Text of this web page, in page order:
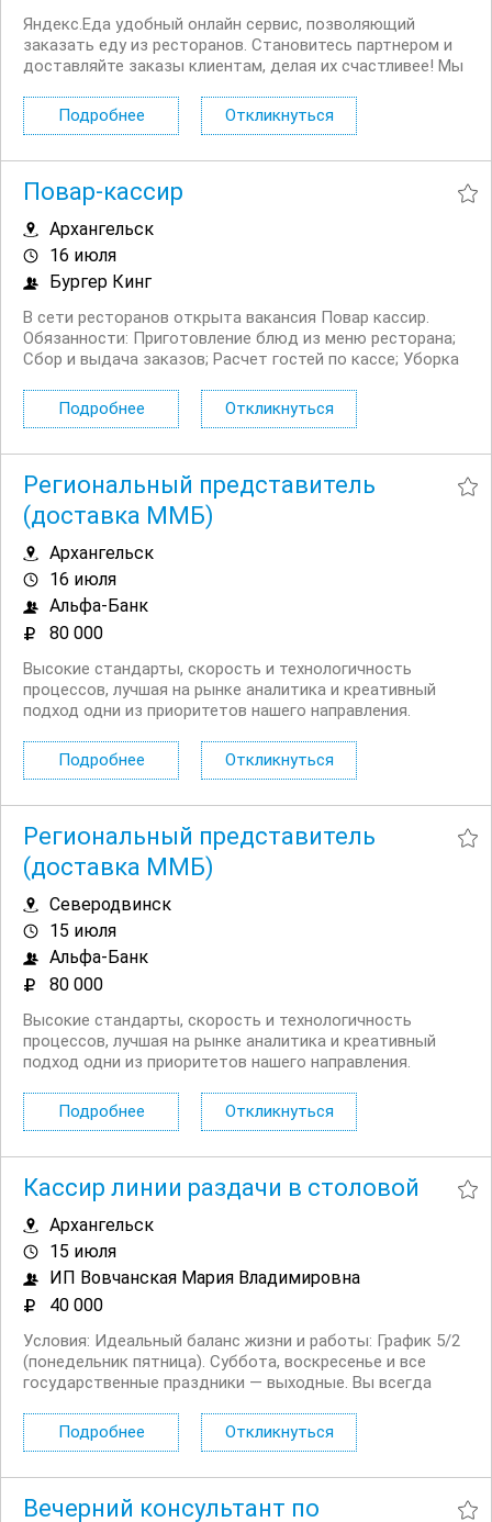
Яндекс.Еда удобный онлайн сервис, позволяющий
заказать еду из ресторанов. Становитесь партнером и
доставляйте заказы клиентам, делая их счастливее! Мы
сотрудничающей с сервисом Яндекс.Еда. Условия:
Первая выплата поступает через две недели,...
Подробнее Откликнуться
Повар-кассир
Архангельск
16 июля
Бургер Кинг
В сети ресторанов открыта вакансия Повар кассир.
Обязанности: Приготовление блюд из меню ресторана;
Сбор и выдача заказов; Расчет гостей по кассе; Уборка
гостям ресторана. Условия: Официальное...
Подробнее Откликнуться
Региональный представитель
(доставка ММБ)
Архангельск
16 июля
Альфа-Банк
80 000
Высокие стандарты, скорость и технологичность
процессов, лучшая на рынке аналитика и креативный
подход одни из приоритетов нашего направления.
предстоит заниматься: Доставлять юридическим лицам
банковские продукты. Подписывать...
Подробнее Откликнуться
Региональный представитель
(доставка ММБ)
Северодвинск
15 июля
Альфа-Банк
80 000
Высокие стандарты, скорость и технологичность
процессов, лучшая на рынке аналитика и креативный
подход одни из приоритетов нашего направления.
предстоит заниматься: Доставлять юридическим лицам
банковские продукты. Подписывать...
Подробнее Откликнуться
Кассир линии раздачи в столовой
Архангельск
15 июля
ИП Вовчанская Мария Владимировна
40 000
Условия: Идеальный баланс жизни и работы: График 5/2
(понедельник пятница). Суббота, воскресенье и все
государственные праздники — выходные. Вы всегда
планировать личные дела без сюрпризов Полный
социальный пакет: Оформление по Трудовому кодексу
Подробнее Откликнуться
Вечерний консультант по